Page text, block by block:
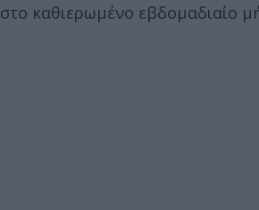
στο καθιερωμένο εβδομαδιαίο